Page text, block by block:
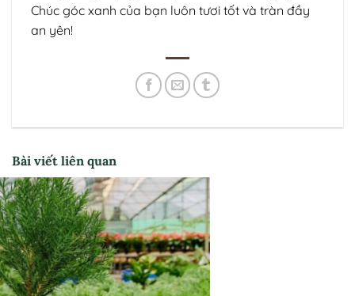
Chúc góc xanh của bạn luôn tươi tốt và tràn đầy
an yên!
Bài viết liên quan